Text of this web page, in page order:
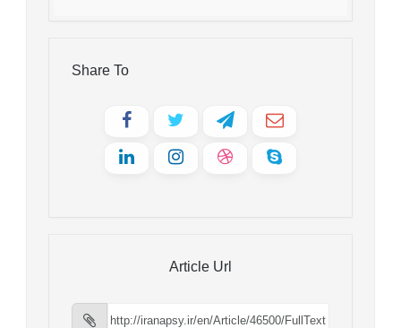
Share To
Article Url